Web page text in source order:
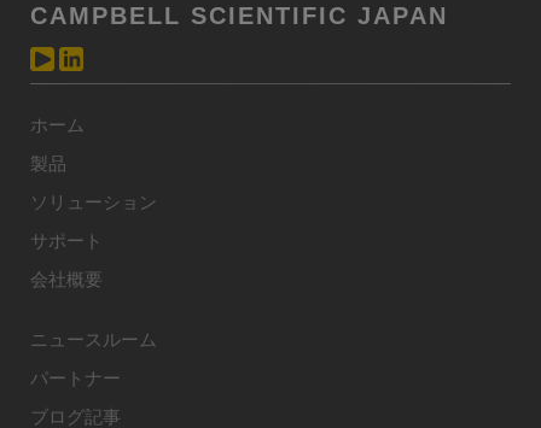
CAMPBELL SCIENTIFIC JAPAN
ホーム
製品
ソリューション
サポート
会社概要
ニュースルーム
パートナー
ブログ記事